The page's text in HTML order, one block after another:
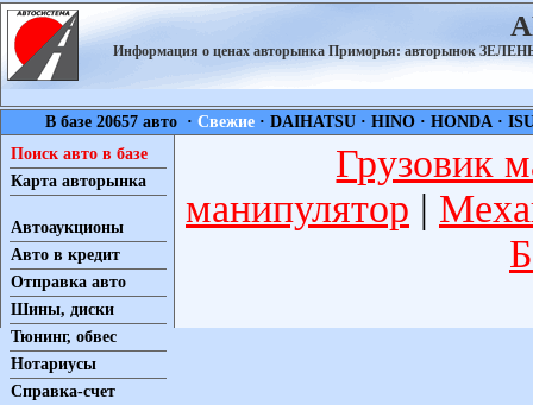
Информация о ценах авторынка Приморья: авторынок
В базе 20657 авто ·Свежие ·DAIHATSU ·HINO ·HONDA ·
Поиск авто в базе
Карта авторынка
Автоаукционы
Авто в кредит
Отправка авто
Шины, диски
Тюнинг, обвес
Нотариусы
Справка-счет
Грузовик
манипулятор |